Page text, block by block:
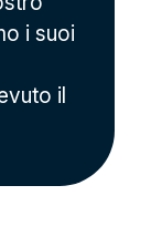
i suoi
il